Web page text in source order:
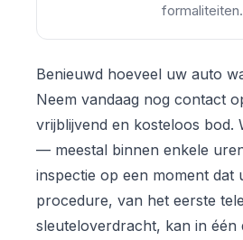
formaliteiten.
Benieuwd hoeveel uw auto
Neem vandaag nog contact
vrijblijvend en kosteloos bod.
— meestal binnen enkele
inspectie op een moment dat
procedure, van het eerste
sleuteloverdracht, kan in één